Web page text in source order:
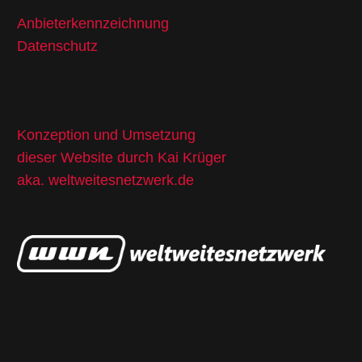
Anbieterkennzeichnung
Datenschutz
Konzeption und Umsetzung
dieser Website durch Kai Krüger
aka. weltweitesnetzwerk.de